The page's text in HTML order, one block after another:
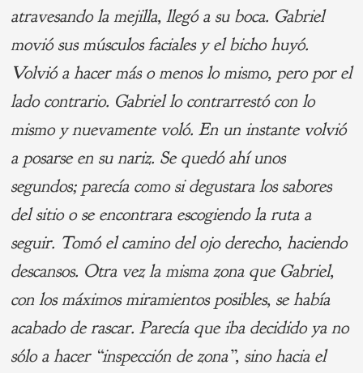
atravesando la mejilla, llegó a su boca. Gabriel
movió sus músculos faciales y el bicho huyó.
Volvió a hacer más o menos lo mismo, pero por el
lado contrario. Gabriel lo contrarrestó con lo
mismo y nuevamente voló. En un instante volvió
a posarse en su nariz. Se quedó ahí unos
segundos; parecía como si degustara los sabores
del sitio o se encontrara escogiendo la ruta a
seguir. Tomó el camino del ojo derecho, haciendo
descansos. Otra vez la misma zona que Gabriel,
con los máximos miramientos posibles, se había
acabado de rascar. Parecía que iba decidido ya no
sólo a hacer “inspección de zona”, sino hacia el